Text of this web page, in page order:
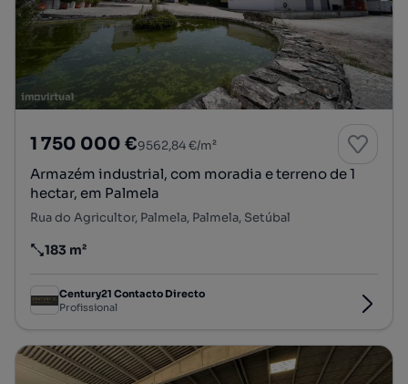
1 750 000 €9562,84 €/m²
Armazém industrial, com moradia e terreno de 1
hectar, em Palmela
Rua do Agricultor, Palmela, Palmela, Setúbal
Preço por metro quadrado
183 m²
Century21 Contacto Directo
Profissional